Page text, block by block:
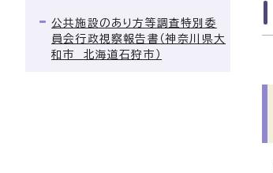
公共施設のあり方等調査特別委
員会行政視察報告書（神奈川県大
和市 北海道石狩市）